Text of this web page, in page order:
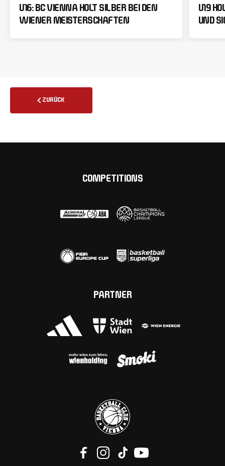
U16: BC VIENNA HOLT SILBER BEI DEN
WIENER MEISTERSCHAFTEN
U19
UND
ZURÜCK
COMPETITIONS
PARTNER